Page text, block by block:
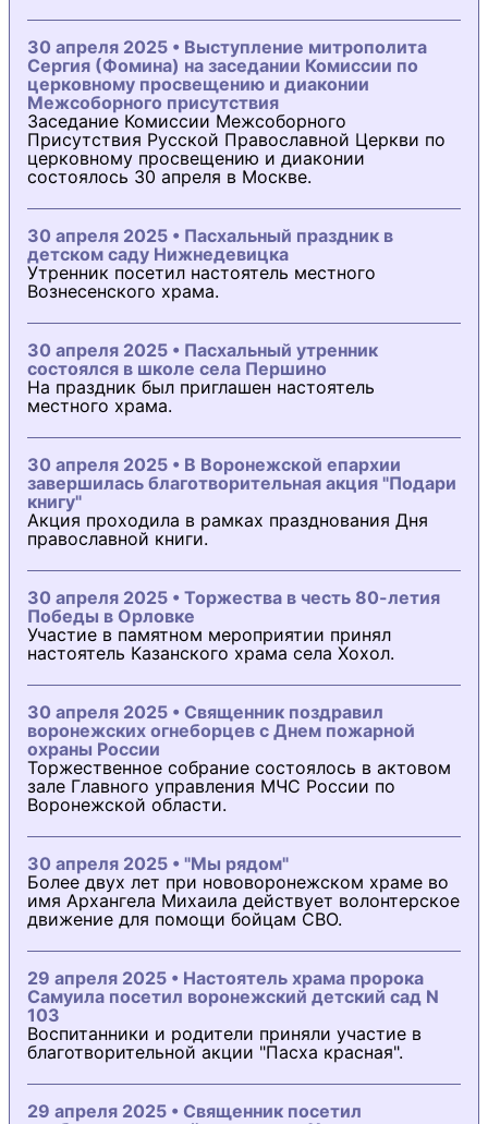
30 апреля 2025 • Выступление митрополита
Сергия (Фомина) на заседании Комиссии по
церковному просвещению и диаконии
Межсоборного присутствия
Заседание Комиссии Межсоборного
Присутствия Русской Православной Церкви по
церковному просвещению и диаконии
состоялось 30 апреля в Москве.
30 апреля 2025 • Пасхальный праздник в
детском саду Нижнедевицка
Утренник посетил настоятель местного
Вознесенского храма.
30 апреля 2025 • Пасхальный утренник
состоялся в школе села Першино
На праздник был приглашен настоятель
местного храма.
30 апреля 2025 • В Воронежской епархии
завершилась благотворительная акция "Подари
книгу"
Акция проходила в рамках празднования Дня
православной книги.
30 апреля 2025 • Торжества в честь 80-летия
Победы в Орловке
Участие в памятном мероприятии принял
настоятель Казанского храма села Хохол.
30 апреля 2025 • Священник поздравил
воронежских огнеборцев с Днем пожарной
охраны России
Торжественное собрание состоялось в актовом
зале Главного управления МЧС России по
Воронежской области.
30 апреля 2025 • "Мы рядом"
Более двух лет при нововоронежском храме во
имя Архангела Михаила действует волонтерское
движение для помощи бойцам СВО.
29 апреля 2025 • Настоятель храма пророка
Самуила посетил воронежский детский сад N
103
Воспитанники и родители приняли участие в
благотворительной акции "Пасха красная".
29 апреля 2025 • Священник посетил